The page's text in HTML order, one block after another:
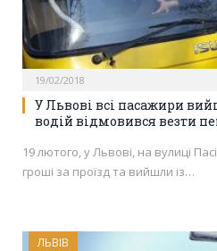
19/02/2018
У Львові всі пасажири
водій відмовився везти
19 лютого, у Львові, на вулиці
гроші за проїзд та вийшли із…
ЛЬВІВ